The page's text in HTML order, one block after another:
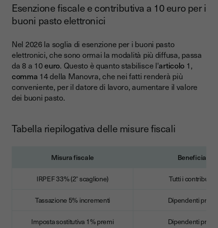
Esenzione fiscale e contributiva a 10 euro per i
buoni pasto elettronici
Nel 2026 la soglia di esenzione per i buoni pasto
elettronici, che sono ormai la modalità più diffusa, passa
da 8 a 10euro. Questo è quanto stabilisce l'articolo 1,
comma 14 della Manovra, che nei fatti renderà più
conveniente, per il datore di lavoro, aumentare il valore
dei buoni pasto.
Tabella riepilogativa delle misure fiscali
Misura fiscale Beneficiari
IRPEF 33% (2° scaglione) Tutti i
Tassazione 5% incrementi Dipendenti
Imposta sostitutiva 1% premi Dipendenti